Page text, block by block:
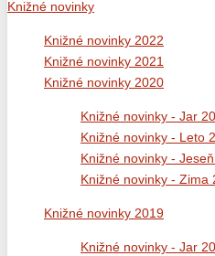
Knižné novinky
Knižné novinky 2022
Knižné novinky 2021
Knižné novinky 2020
Knižné novinky - Jar
Knižné novinky - Leto
Knižné novinky -
Knižné novinky - Zima
Knižné novinky 2019
Knižné novinky - Jar